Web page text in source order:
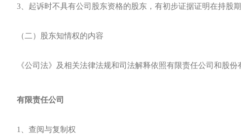
3、起诉时不具有公司股东资格的股东，有初步证据证明在持股
（二）股东知情权的内容
《公司法》及相关法律法规和司法解释依照有限责任公司和股
有限责任公司
1、查阅与复制权